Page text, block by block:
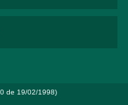
de 19/02/1998)